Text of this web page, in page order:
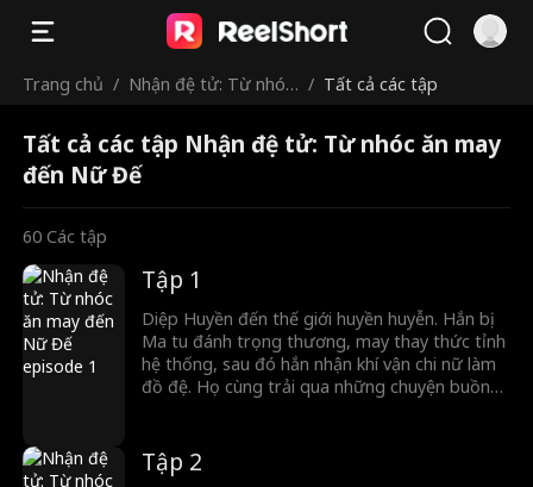
Trang chủ / Nhận đệ tử: Từ nhóc
/ Tất cả các tập
Tất cả các tập Nhận đệ tử: Từ nhóc ăn may
đến Nữ Đế
60 Các tập
Tập 1
Diệp Huyền đến thế giới huyền huyễn. Hắn bị
Ma tu đánh trọng thương, may thay thức tỉnh
hệ thống, sau đó hắn nhận khí vận chi nữ làm
đồ đệ. Họ cùng trải qua những chuyện buồn
đáp trả, vang danh đại lục.
Tập 2